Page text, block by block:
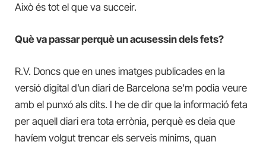
Això és tot el que va succeir.
Què va passar perquè un acusessin dels fets?
R.V. Doncs que en unes imatges publicades en la
versió digital d’un diari de Barcelona se’m podia veure
amb el punxó als dits. I he de dir que la informació feta
per aquell diari era tota errònia, perquè es deia que
havíem volgut trencar els serveis mínims, quan